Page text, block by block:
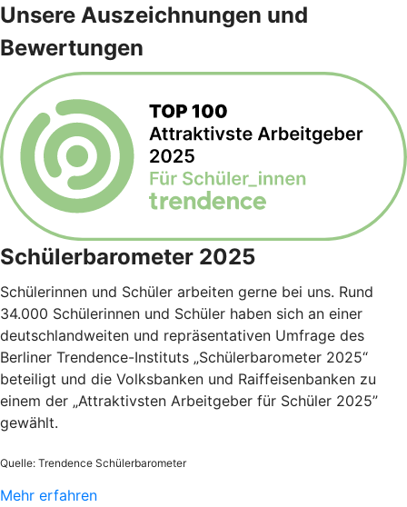
Unsere Auszeichnungen und
Bewertungen
Schülerbarometer 2025
Schülerinnen und Schüler arbeiten gerne bei uns. Rund
34.000 Schülerinnen und Schüler haben sich an einer
deutschlandweiten und repräsentativen Umfrage des
Berliner Trendence-Instituts „Schülerbarometer 2025“
beteiligt und die Volksbanken und Raiffeisenbanken zu
einem der „Attraktivsten Arbeitgeber für Schüler 2025”
gewählt.
Quelle: Trendence Schülerbarometer
Mehr erfahren